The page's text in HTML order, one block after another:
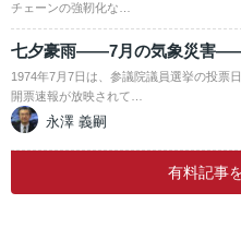
チェーンの強靭化な…
七夕豪雨――7月の気象災害
1974年7月7日は、参議院議員選挙の投票
開票速報が放映されて…
永澤 義嗣
有料記事